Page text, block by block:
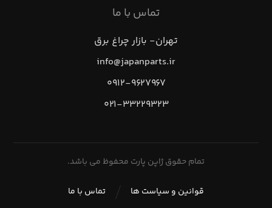
تماس با ما
تهران- بازار چراغ برق
info@japanparts.ir
۰۹۱۲-۹۶۲۷۹۶۷
۰۲۱-۳۳۲۲۹۳۲۳
تمام حقوق ژاپن پارت محفوظ می باشد.
تماس با ما قوانین و سیاست ها